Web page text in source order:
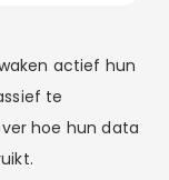
actief hun
te
hoe hun data